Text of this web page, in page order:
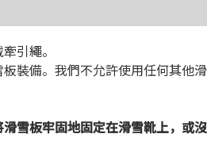
引繩。
裝備。我們不允許使用任何其他滑
雪板牢固地固定在滑雪靴上，或